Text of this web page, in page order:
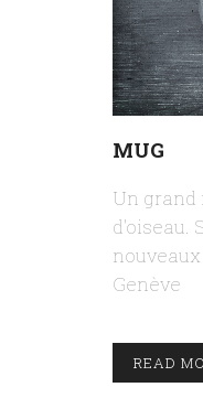
MUG
Un grand
d'oiseau.
Genève
READ